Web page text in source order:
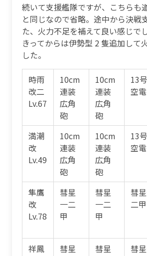
続いて支援艦隊ですが、こちらも
と同じなので省略。途中から決戦
た、火力不足を補えて良い感じで
きってからは伊勢型 2 隻追加して
した。
時雨
改二
Lv.67
10cm
連装
広角
砲
10cm
連装
広角
砲
13
空
満潮
改
Lv.49
10cm
連装
広角
砲
10cm
連装
広角
砲
13
空
隼鷹
改
Lv.78
彗星
一二
甲
彗星
一二
甲
彗
二甲
祥鳳
彗星
彗星
彗